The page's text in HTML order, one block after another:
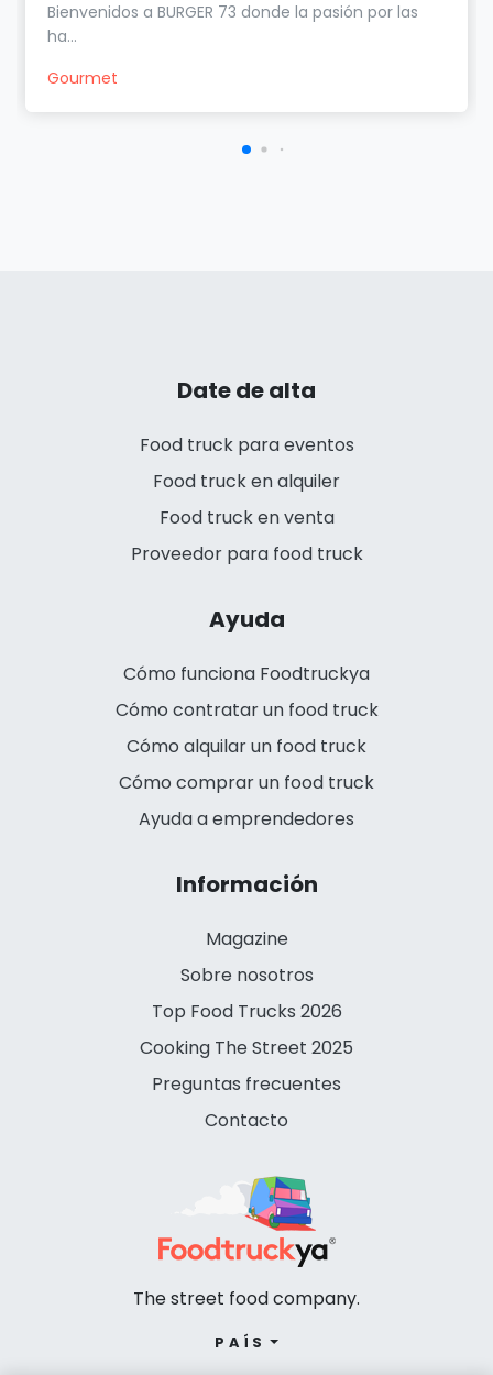
Bienvenidos a BURGER 73 donde la pasión por las
ha...
Gourmet
Date de alta
Food truck para eventos
Food truck en alquiler
Food truck en venta
Proveedor para food truck
Ayuda
Cómo funciona Foodtruckya
Cómo contratar un food truck
Cómo alquilar un food truck
Cómo comprar un food truck
Ayuda a emprendedores
Información
Magazine
Sobre nosotros
Top Food Trucks 2026
Cooking The Street 2025
Preguntas frecuentes
Contacto
The street food company.
PAÍS